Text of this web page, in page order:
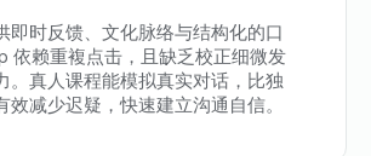
即时反馈、文化脉络与结构化的口
依赖重複点击，且缺乏校正细微发
。真人课程能模拟真实对话，比独
效减少迟疑，快速建立沟通自信。